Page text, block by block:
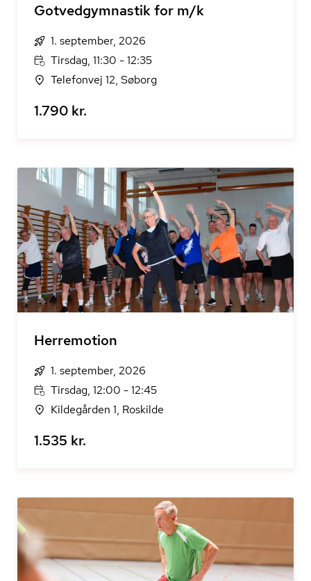
Gotvedgymnastik for m/k
1. september, 2026
Tirsdag, 11:30 - 12:35
Telefonvej 12, Søborg
1.790 kr.
Herremotion
1. september, 2026
Tirsdag, 12:00 - 12:45
Kildegården 1, Roskilde
1.535 kr.